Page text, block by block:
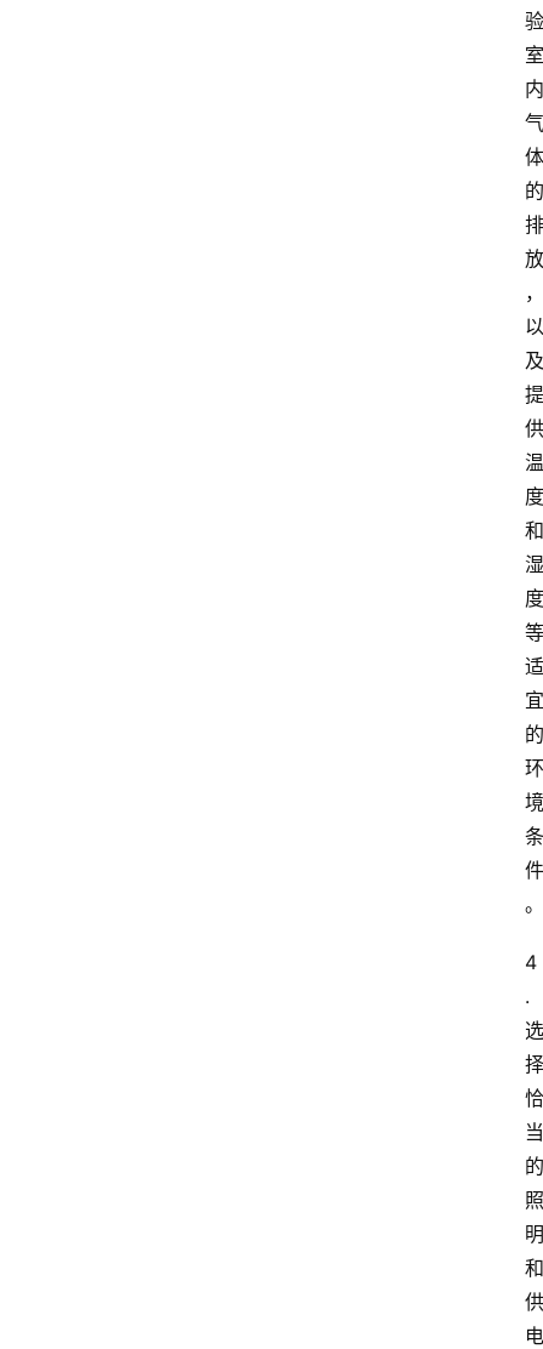
验
室
内
气
体
的
排
放
，
以
及
提
供
温
度
和
湿
度
等
适
宜
的
环
境
条
件
。
4
.
选
择
恰
当
的
照
明
和
供
电